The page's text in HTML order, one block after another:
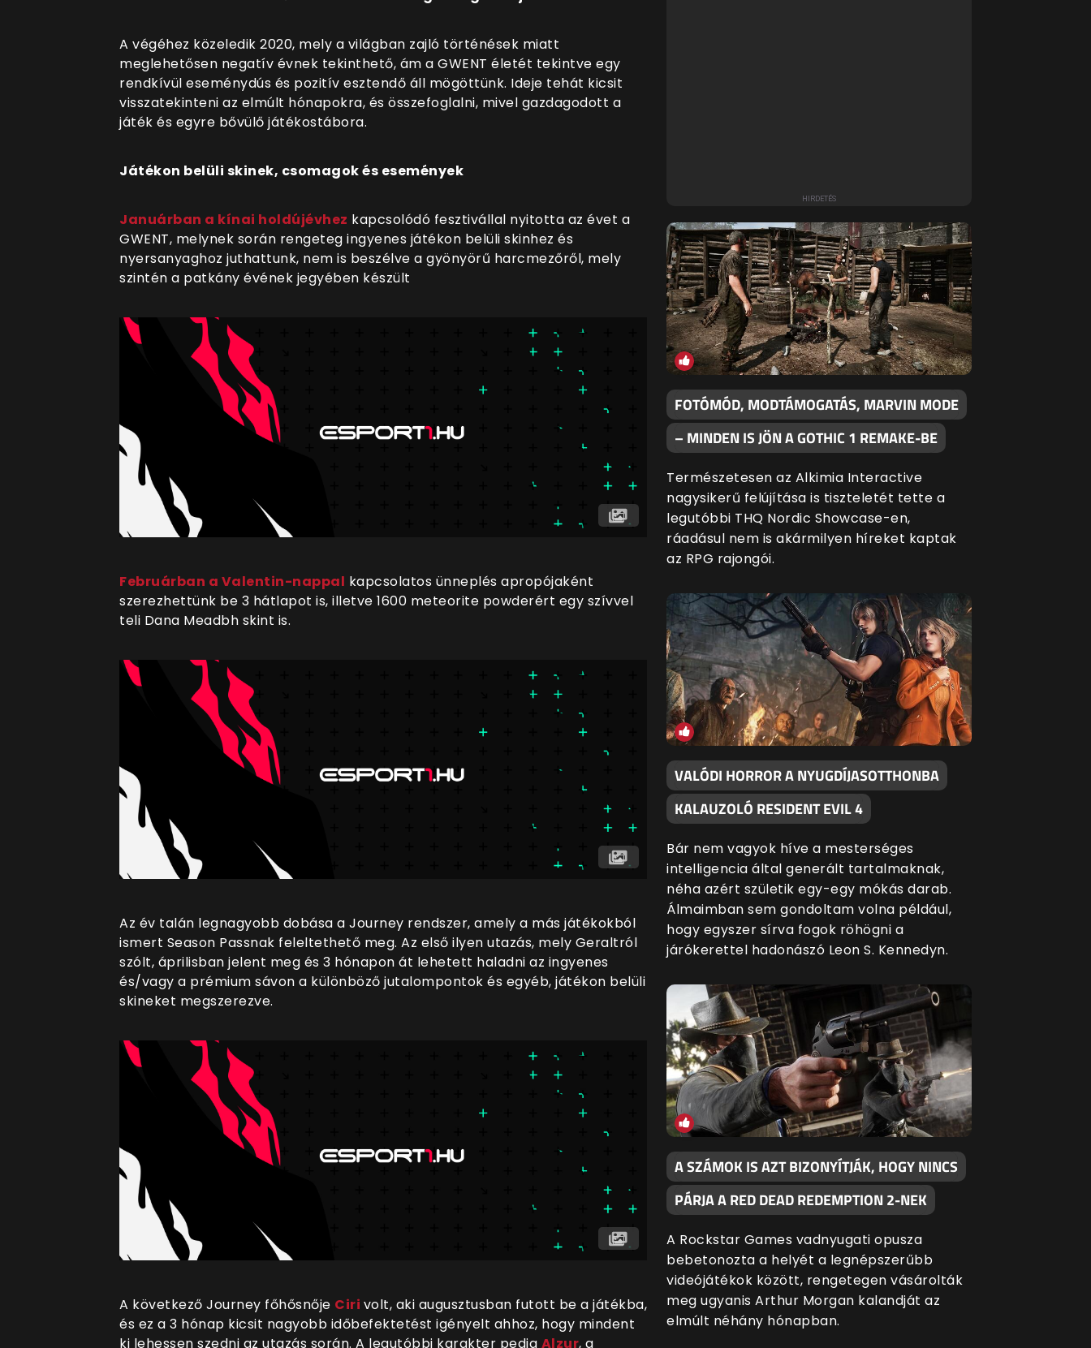
A végéhez közeledik 2020, mely a világban zajló történések miatt
meglehetősen negatív évnek tekinthető, ám a GWENT életét tekintve egy
rendkívül eseménydús és pozitív esztendő áll mögöttünk. Ideje tehát kicsit
visszatekinteni az elmúlt hónapokra, és összefoglalni, mivel gazdagodott a
játék és egyre bővülő játékostábora.
Játékon belüli skinek, csomagok és események
Januárban a kínai holdújévhez kapcsolódó fesztivállal nyitotta az évet a
GWENT, melynek során rengeteg ingyenes játékon belüli skinhez és
nyersanyaghoz juthattunk, nem is beszélve a gyönyörű harcmezőről, mely
szintén a patkány évének jegyében készült
Februárban a Valentin-nappal kapcsolatos ünneplés apropójaként
szerezhettünk be 3 hátlapot is, illetve 1600 meteorite powderért egy szívvel
teli Dana Meadbh skint is.
Az év talán legnagyobb dobása a Journey rendszer, amely a más játékokból
ismert Season Passnak feleltethető meg. Az első ilyen utazás, mely Geraltról
szólt, áprilisban jelent meg és 3 hónapon át lehetett haladni az ingyenes
és/vagy a prémium sávon a különböző jutalompontok és egyéb, játékon belüli
skineket megszerezve.
A következő Journey főhősnője Ciri volt, aki augusztusban futott be a játékba,
és ez a 3 hónap kicsit nagyobb időbefektetést igényelt ahhoz, hogy mindent
ki lehessen szedni az utazás során. A legutóbbi karakter pedig Alzur, a
FOTÓMÓD, MODTÁMOGATÁS, MARVIN MODE
– MINDEN IS JÖN A GOTHIC 1 REMAKE-BE
Természetesen az Alkimia Interactive
nagysikerű felújítása is tiszteletét tette a
legutóbbi THQ Nordic Showcase-en,
ráadásul nem is akármilyen híreket kaptak
az RPG rajongói.
VALÓDI HORROR A NYUGDÍJASOTTHONBA
KALAUZOLÓ RESIDENT EVIL 4
Bár nem vagyok híve a mesterséges
intelligencia által generált tartalmaknak,
néha azért születik egy-egy mókás darab.
Álmaimban sem gondoltam volna például,
hogy egyszer sírva fogok röhögni a
járókerettel hadonászó Leon S. Kennedyn.
A SZÁMOK IS AZT BIZONYÍTJÁK, HOGY NINCS
PÁRJA A RED DEAD REDEMPTION 2-NEK
A Rockstar Games vadnyugati opusza
bebetonozta a helyét a legnépszerűbb
videójátékok között, rengetegen vásárolták
meg ugyanis Arthur Morgan kalandját az
elmúlt néhány hónapban.